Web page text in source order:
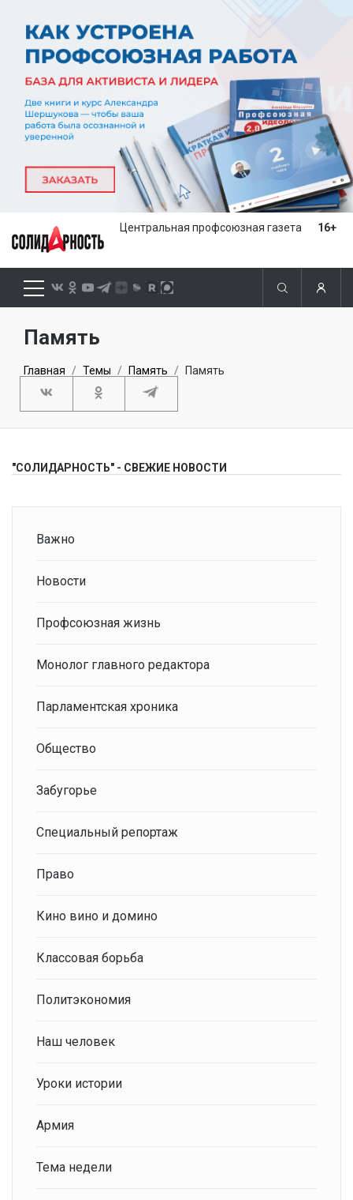
Центральная профсоюзная газета 16+
Память
Главная Темы Память Память
"СОЛИДАРНОСТЬ" - СВЕЖИЕ НОВОСТИ
Важно
Новости
Профсоюзная жизнь
Монолог главного редактора
Парламентская хроника
Общество
Забугорье
Специальный репортаж
Право
Кино вино и домино
Классовая борьба
Политэкономия
Наш человек
Уроки истории
Армия
Тема недели